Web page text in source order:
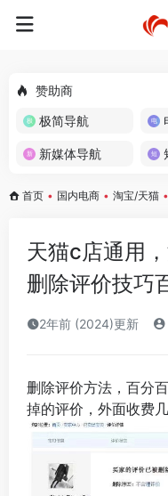
赞助商
极简导航
新媒体导航
首页 • 国内电商 • 淘宝/天猫 •
天猫c店通用
删除评价技巧
2年前 (2024)更新
删除评价方法，百分
掉的评价，外面收费